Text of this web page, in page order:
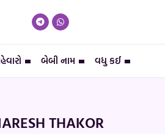
બેબી નામ વધુ કઈ
THAKOR